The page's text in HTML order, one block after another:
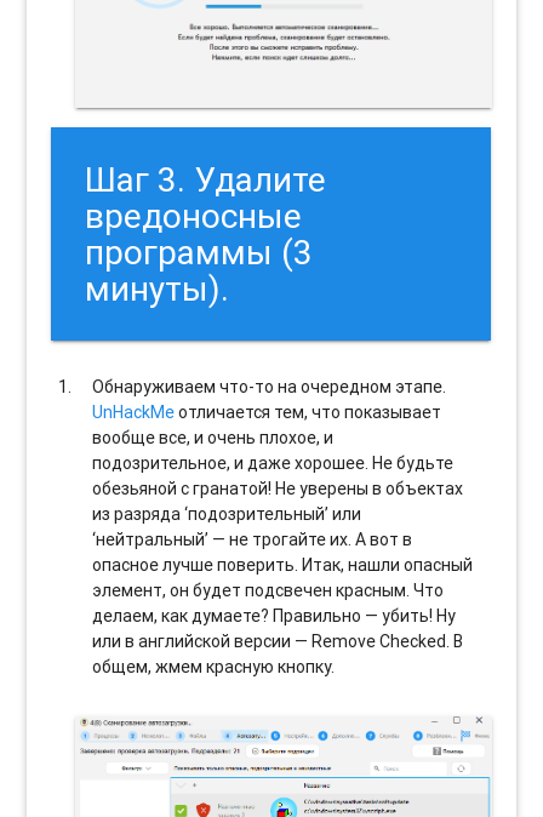
Шаг 3. Удалите
вредоносные
программы (3
минуты).
Обнаруживаем что-то на очередном этапе.
UnHackMeотличается тем, что показывает
вообще все, и очень плохое, и
подозрительное, и даже хорошее. Не будьте
обезьяной с гранатой! Не уверены в объектах
из разряда ‘подозрительный’ или
‘нейтральный’ — не трогайте их. А вот в
опасное лучше поверить. Итак, нашли опасный
элемент, он будет подсвечен красным. Что
делаем, как думаете? Правильно — убить! Ну
или в английской версии — Remove Checked. В
общем, жмем красную кнопку.